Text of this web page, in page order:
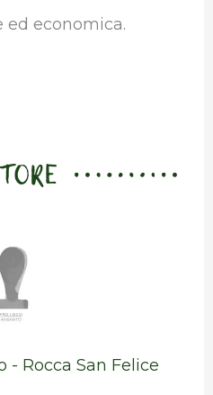
ed economica.
- Rocca San Felice